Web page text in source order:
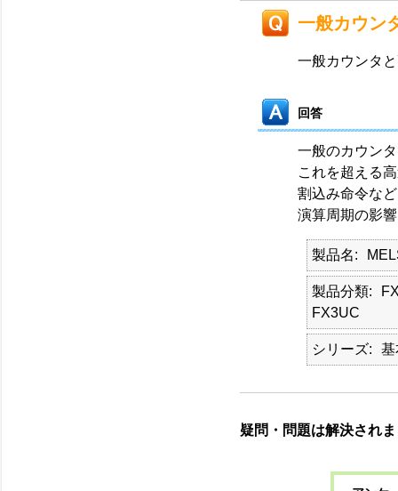
一般カウン
一般カウンタ
回答
一般のカウン
これを超える
割込み命令な
演算周期の影
製品名
製品分類
FX3UC
シリーズ 基
疑問・問題は解決され